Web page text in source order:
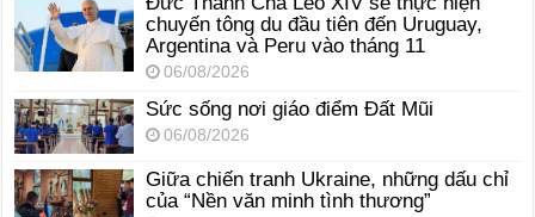
chuyến tông du đầu tiên đến Uruguay,
Argentina và Peru vào tháng 11
06/08/2026
Sức sống nơi giáo điểm Đất Mũi
06/08/2026
Giữa chiến tranh Ukraine, những dấu chỉ
của “Nền văn minh tình thương”